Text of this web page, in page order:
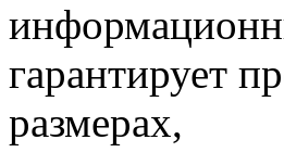
гарантирует
размерах,